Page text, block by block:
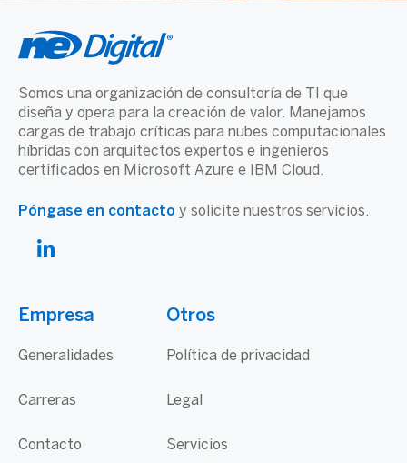
Somos una organización de consultoría de TI que
diseña y opera para la creación de valor. Manejamos
cargas de trabajo críticas para nubes computacionales
híbridas con arquitectos expertos e ingenieros
certificados en Microsoft Azure e IBM Cloud.
Póngase en contacto y solicite nuestros servicios.
Empresa
Generalidades
Carreras
Contacto
Otros
Política de privacidad
Legal
Servicios